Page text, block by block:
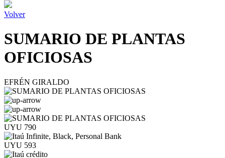
Volver
SUMARIO DE PLANTAS
OFICIOSAS
EFRÉN GIRALDO
UYU 790
UYU 593